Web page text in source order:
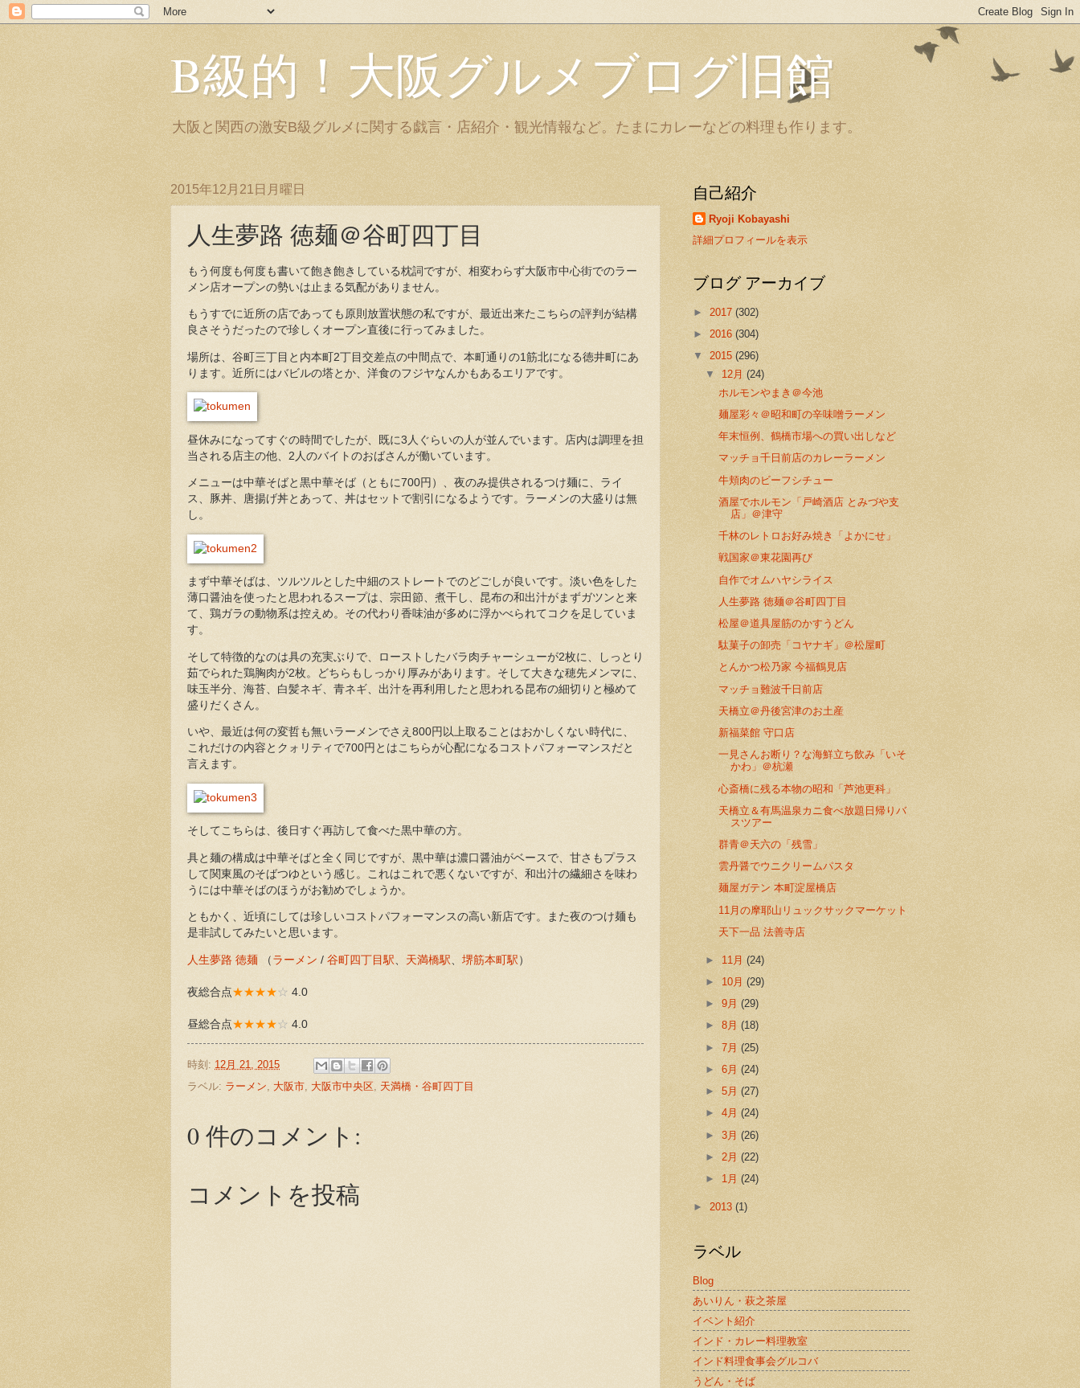
B級的！大阪グルメブログ旧館
大阪と関西の激安B級グルメに関する戯言・店紹介・観光情報など。たまにカレーなどの料理も作ります。
2015年12月21日月曜日
人生夢路 徳麺＠谷町四丁目
もう何度も何度も書いて飽き飽きしている枕詞ですが、相変わらず大阪市中心街でのラー
メン店オープンの勢いは止まる気配がありません。
もうすでに近所の店であっても原則放置状態の私ですが、最近出来たこちらの評判が結構
良さそうだったので珍しくオープン直後に行ってみました。
場所は、谷町三丁目と内本町2丁目交差点の中間点で、本町通りの1筋北になる徳井町にあ
ります。近所にはバビルの塔とか、洋食のフジヤなんかもあるエリアです。
昼休みになってすぐの時間でしたが、既に3人ぐらいの人が並んでいます。店内は調理を担
当される店主の他、2人のバイトのおばさんが働いています。
メニューは中華そばと黒中華そば（ともに700円）、夜のみ提供されるつけ麺に、ライ
ス、豚丼、唐揚げ丼とあって、丼はセットで割引になるようです。ラーメンの大盛りは無
し。
まず中華そばは、ツルツルとした中細のストレートでのどごしが良いです。淡い色をした
薄口醤油を使ったと思われるスープは、宗田節、煮干し、昆布の和出汁がまずガツンと来
て、鶏ガラの動物系は控えめ。その代わり香味油が多めに浮かべられてコクを足していま
す。
そして特徴的なのは具の充実ぶりで、ローストしたバラ肉チャーシューが2枚に、しっとり
茹でられた鶏胸肉が2枚。どちらもしっかり厚みがあります。そして大きな穂先メンマに、
味玉半分、海苔、白髪ネギ、青ネギ、出汁を再利用したと思われる昆布の細切りと極めて
盛りだくさん。
いや、最近は何の変哲も無いラーメンでさえ800円以上取ることはおかしくない時代に、
これだけの内容とクォリティで700円とはこちらが心配になるコストパフォーマンスだと
言えます。
そしてこちらは、後日すぐ再訪して食べた黒中華の方。
具と麺の構成は中華そばと全く同じですが、黒中華は濃口醤油がベースで、甘さもプラス
して関東風のそばつゆという感じ。これはこれで悪くないですが、和出汁の繊細さを味わ
うには中華そばのほうがお勧めでしょうか。
ともかく、近頃にしては珍しいコストパフォーマンスの高い新店です。また夜のつけ麺も
是非試してみたいと思います。
人生夢路 徳麺 （ ラーメン / 谷町四丁目駅 天満橋駅 堺筋本町駅 ）
夜総合点★★★★ ☆ 4.0
昼総合点★★★★ ☆ 4.0
時刻: 12月 21, 2015
ラベル: ラーメン 大阪市 大阪市中央区 天満橋・谷町四丁目
0 件のコメント:
コメントを投稿
自己紹介
Ryoji Kobayashi
詳細プロフィールを表示
ブログ アーカイブ
► 2017 (302)
► 2016 (304)
▼ 2015 (296)
▼ 12月(24)
ホルモンやまき＠今池
麺屋彩々＠昭和町の辛味噌ラーメン
年末恒例、鶴橋市場への買い出しなど
マッチョ千日前店のカレーラーメン
牛頬肉のビーフシチュー
酒屋でホルモン「戸崎酒店 とみづや支
店」＠津守
千林のレトロお好み焼き「よかにせ」
戦国家＠東花園再び
自作でオムハヤシライス
人生夢路 徳麺＠谷町四丁目
松屋＠道具屋筋のかすうどん
駄菓子の卸売「コヤナギ」＠松屋町
とんかつ松乃家 今福鶴見店
マッチョ難波千日前店
天橋立＠丹後宮津のお土産
新福菜館 守口店
一見さんお断り？な海鮮立ち飲み「いそ
かわ」＠杭瀬
心斎橋に残る本物の昭和「芦池更科」
天橋立＆有馬温泉カニ食べ放題日帰りバ
スツアー
群青＠天六の「残雪」
雲丹醤でウニクリームパスタ
麺屋ガテン 本町淀屋橋店
11月の摩耶山リュックサックマーケット
天下一品 法善寺店
► 11月(24)
► 10月(29)
►9月(29)
►8月(18)
►7月(25)
►6月(24)
►5月(27)
►4月(24)
►3月(26)
► 2月(22)
► 1月(24)
► 2013 (1)
ラベル
Blog
あいりん・萩之茶屋
イベント紹介
インド・カレー料理教室
インド料理食事会グルコバ
うどん・そば